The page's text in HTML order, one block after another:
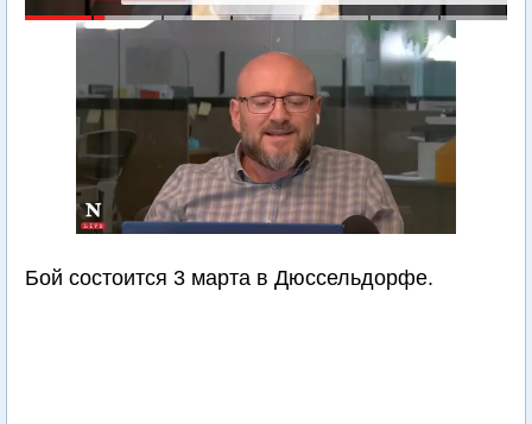
Бой состоится 3 марта в Дюссельдорфе.